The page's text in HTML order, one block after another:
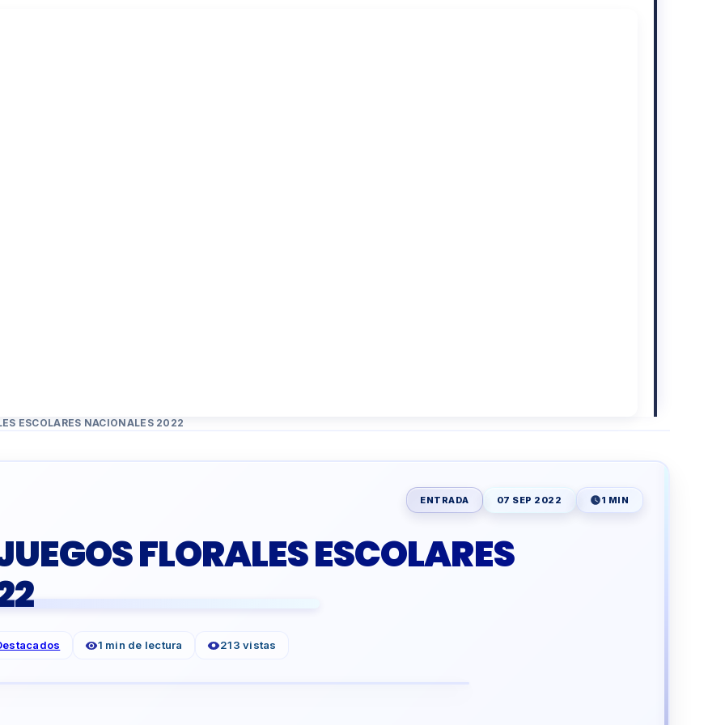
ESCOLARES NACIONALES 2022
ENTRADA 07 SEP 2022 1 MIN
FLORALES ESCOLARES
1 min de lectura 213 vistas